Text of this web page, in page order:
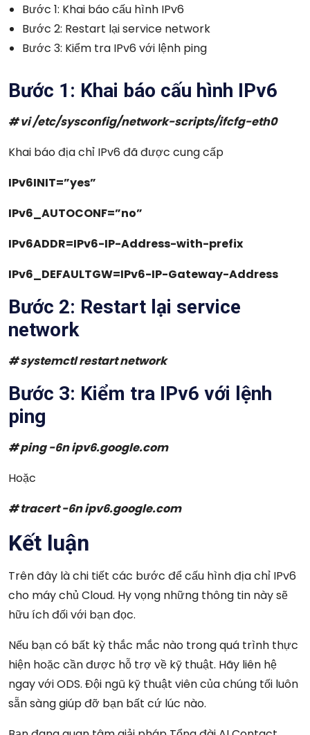
Bước 1: Khai báo cấu hình IPv6
Bước 2: Restart lại service network
Bước 3: Kiểm tra IPv6 với lệnh ping
Bước 1: Khai báo cấu hình IPv6
# vi /etc/sysconfig/network-scripts/ifcfg-eth0
Khai báo địa chỉ IPv6 đã được cung cấp
IPv6INIT=”yes”
IPv6_AUTOCONF=”no”
IPv6ADDR=IPv6-IP-Address-with-prefix
IPv6_DEFAULTGW=IPv6-IP-Gateway-Address
Bước 2: Restart lại service
network
# systemctl restart network
Bước 3: Kiểm tra IPv6 với lệnh
ping
# ping -6n ipv6.google.com
Hoặc
# tracert -6n ipv6.google.com
Kết luận
Trên đây là chi tiết các bước để cấu hình địa chỉ IPv6
cho máy chủ Cloud. Hy vọng những thông tin này sẽ
hữu ích đối với bạn đọc.
Nếu bạn có bất kỳ thắc mắc nào trong quá trình thực
hiện hoặc cần được hỗ trợ về kỹ thuật. Hãy liên hệ
ngay với ODS. Đội ngũ kỹ thuật viên của chúng tối luôn
sẵn sàng giúp đỡ bạn bất cứ lúc nào.